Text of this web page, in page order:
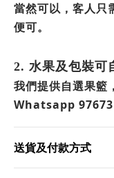
當然可以，客人只
便可。
2. 水果及包裝可
我們提供自選果籃
Whatsapp
送貨及付款方式